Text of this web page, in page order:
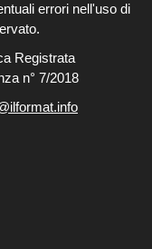
errori nell'uso di
Registrata
n° 7/2018